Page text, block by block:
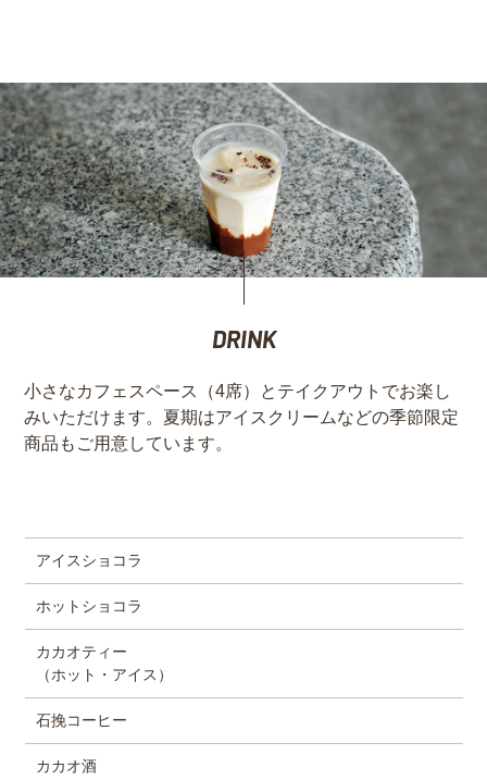
DRINK
小さなカフェスペース（4席）とテイクアウトでお楽し
みいただけます。夏期はアイスクリームなどの季節限定
商品もご用意しています。
アイスショコラ
ホットショコラ
カカオティー
（ホット・アイス）
石挽コーヒー
カカオ酒